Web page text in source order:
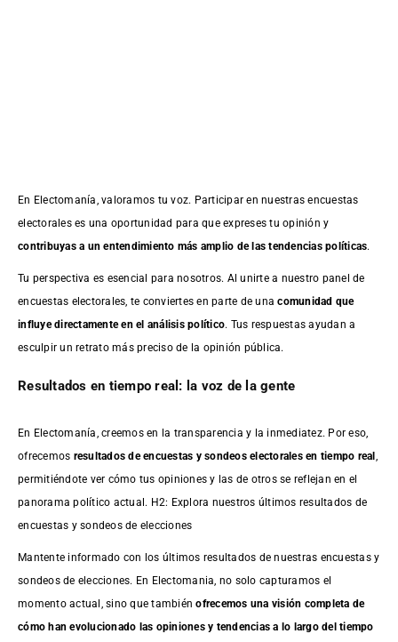
En Electomanía, valoramos tu voz. Participar en nuestras encuestas
electorales es una oportunidad para que expreses tu opinión y
contribuyas a un entendimiento más amplio de las tendencias políticas.
Tu perspectiva es esencial para nosotros. Al unirte a nuestro panel de
encuestas electorales, te conviertes en parte de unacomunidad que
influye directamente en el análisis político. Tus respuestas ayudan a
esculpir un retrato más preciso de la opinión pública.
Resultados en tiempo real: la voz de la gente
En Electomanía, creemos en la transparencia y la inmediatez. Por eso,
ofrecemos resultados deencuestas y sondeos electorales en tiempo real
permitiéndote ver cómo tus opiniones y las de otros se reflejan en el
panorama político actual. H2: Explora nuestros últimos resultados de
encuestas y sondeos de elecciones
Mantente informado con los últimos resultados de nuestras encuestasy
sondeos de elecciones. En Electomania, no solo capturamos el
momento actual, sino que tambiénofrecemos una visión completa de
cómo han evolucionado las opiniones y tendencias a lo largo del tiempo